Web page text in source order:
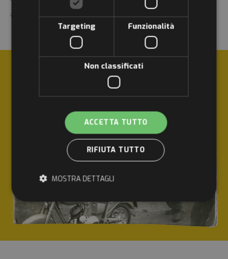
#EICMA
UGOLINI MOTOR CICLO È PASSIONE E STORIA:
Targeting Funzionalità
Non classificati
ACCETTA TUTTO
RIFIUTA TUTTO
MOSTRA DETTAGLI
Strettamente necessari
Performance